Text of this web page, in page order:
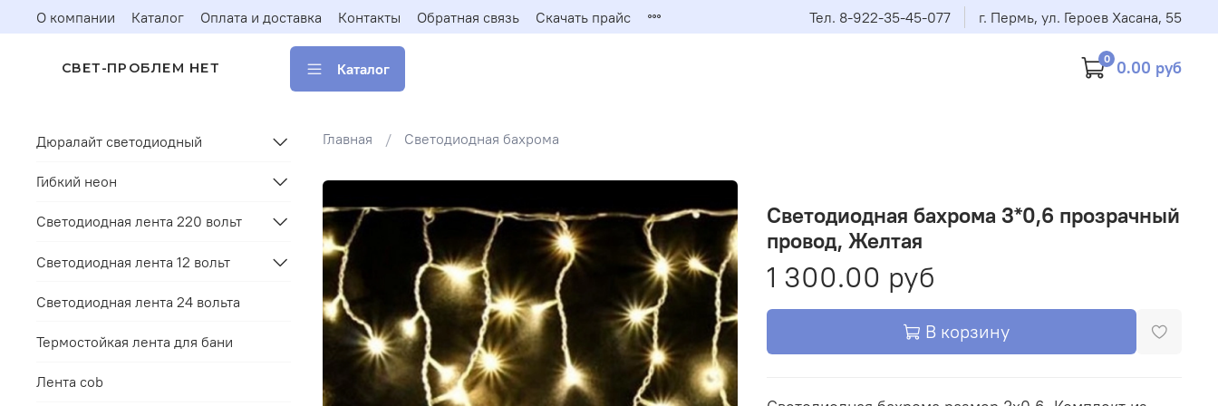
О компании Каталог Оплата и доставка Контакты Обратная связь Скачать прайс Тел. 8-922-35-45-077 г. Пермь, ул. Героев Хасана, 55
СВЕТ-ПРОБЛЕМ НЕТ Каталог
0 0.00 руб
Главная Светодиодная бахрома
Светодиодная бахрома 3*0,6 прозрачный
провод, Желтая
1 300.00 руб
В корзину
Дюралайт светодиодный
Гибкий неон
Светодиодная лента 220 вольт
Светодиодная лента 12 вольт
Светодиодная лента 24 вольта
Термостойкая лента для бани
Лента cob